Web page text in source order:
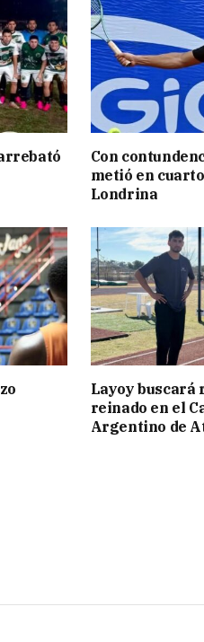
Con
metió en
Londrina
Layoy buscará
reinado en el
Argentino de